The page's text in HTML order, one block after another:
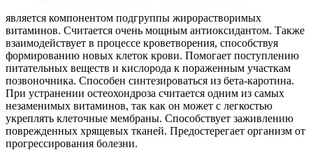
является компонентом подгруппы жирорастворимых
витаминов. Считается очень мощным антиоксидантом. Также
взаимодействует в процессе кроветворения, способствуя
формированию новых клеток крови. Помогает поступлению
питательных веществ и кислорода к пораженным участкам
позвоночника. Способен синтезироваться из бета-каротина.
При устранении остеохондроза считается одним из самых
незаменимых витаминов, так как он может с легкостью
укреплять клеточные мембраны. Способствует заживлению
поврежденных хрящевых тканей. Предостерегает организм от
прогрессирования болезни.